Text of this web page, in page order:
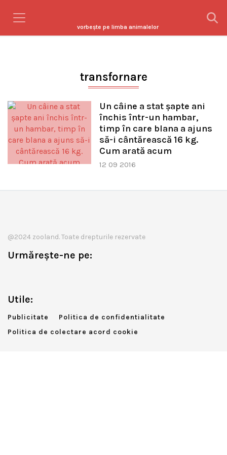
vorbeşte pe limba animalelor
transfornare
Un câine a stat șapte ani
închis într-un hambar,
timp în care blana a ajuns
să-i cântărească 16 kg.
Cum arată acum
12 09 2016
@2024 zooland. Toate drepturile rezervate
Urmărește-ne pe:
Utile:
Publicitate
Politica de confidentialitate
Politica de colectare acord cookie